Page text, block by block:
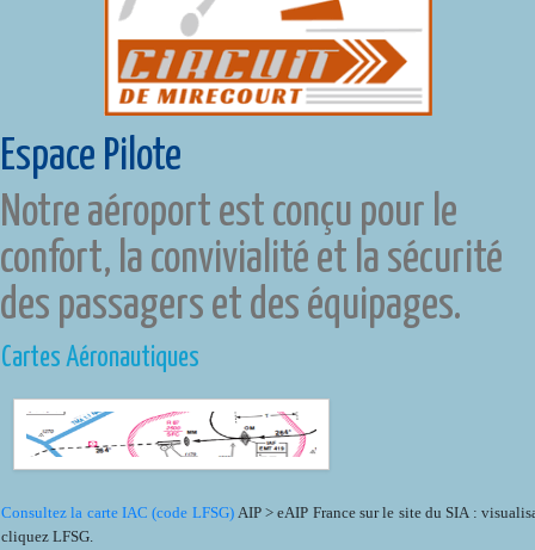
Espace Pilote
Notre aéroport est conçu pour le
confort, la convivialité et la sécurité
des passagers et des équipages.
Cartes Aéronautiques
Consultez la carte IAC (code LFSG)AIP > eAIP France sur le site du SIA :
cliquez LFSG.